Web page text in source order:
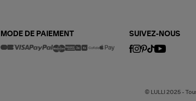
MODE DE PAIEMENT SUIVEZ-NOUS
© LULLI 2025 -